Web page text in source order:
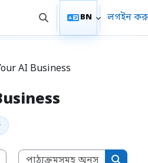
Toggle search input
BN লগইন
AI Business